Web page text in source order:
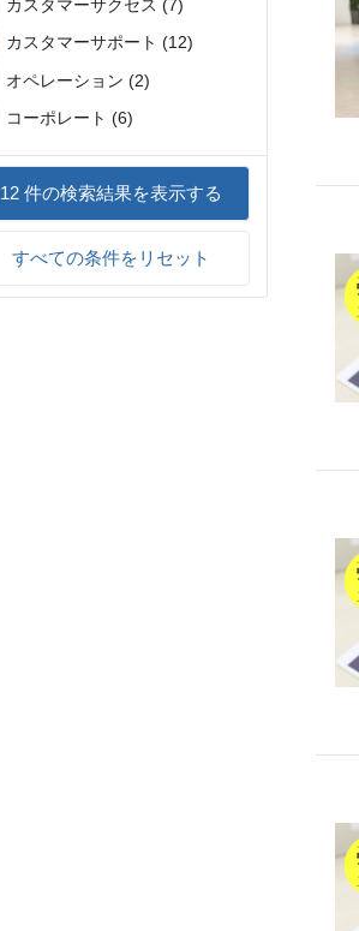
カスタマーサクセス (7)
カスタマーサポート (12)
オペレーション (2)
コーポレート (6)
12件の検索結果を表示する
すべての条件をリセット